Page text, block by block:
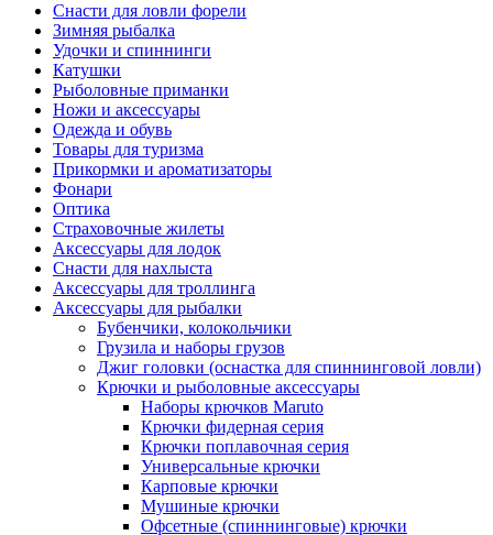
Снасти для ловли форели
Зимняя рыбалка
Удочки и спиннинги
Катушки
Рыболовные приманки
Ножи и аксессуары
Одежда и обувь
Товары для туризма
Прикормки и ароматизаторы
Фонари
Оптика
Страховочные жилеты
Аксессуары для лодок
Снасти для нахлыста
Аксессуары для троллинга
Аксессуары для рыбалки
Бубенчики, колокольчики
Грузила и наборы грузов
Джиг головки (оснастка для спиннинговой ловли)
Крючки и рыболовные аксессуары
Наборы крючков Maruto
Крючки фидерная серия
Крючки поплавочная серия
Универсальные крючки
Карповые крючки
Мушиные крючки
Офсетные (спиннинговые) крючки